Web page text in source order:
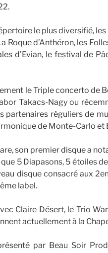
le plus diversifié,
Roque d’Anthéron, les
d’Evian, le festival de
le Triple concerto de
Takacs-Nagy ou
partenaires réguliers de
de Monte-Carlo
son premier disque a
5 Diapasons, 5 étoiles
disque consacré aux
label.
Claire Désert, le Trio
actuellement à la
par Beau Soir